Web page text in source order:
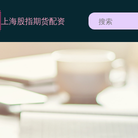
上海股指期货配资